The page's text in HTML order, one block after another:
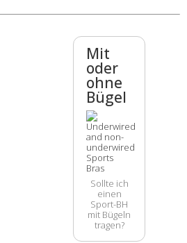
Mit
oder
ohne
Bügel
Sollte ich
einen
Sport-BH
mit Bügeln
tragen?